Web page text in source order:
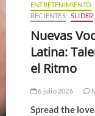
ENTRETENIMIENTO
RECIENTES
SLIDER
Nuevas
Latina:
el Ritmo
6 julio 2026
Spread the love